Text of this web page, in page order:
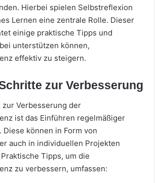
Hierbei spielen Selbstreflexion
Lernen eine zentrale Rolle. Dieser
einige praktische Tipps und
unterstützen können,
effektiv zu steigern.
zur Verbesserung
zur Verbesserung der
ist das Einführen regelmäßiger
Diese können in Form von
auch in individuellen Projekten
Tipps, um die
zu verbessern, umfassen: